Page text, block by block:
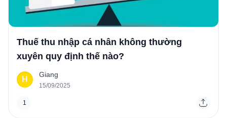
Thuế thu nhập cá nhân không thường
xuyên quy định thế nào?
H
Giang
15/09/2025
1